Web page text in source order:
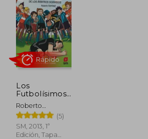
Rápido
Los
Futbolísimos
1. El Misterio
de los
Árbitros
Dormidos
Roberto
Santiago
(5)
SM, 2013, 1ª
Edición, Tapa